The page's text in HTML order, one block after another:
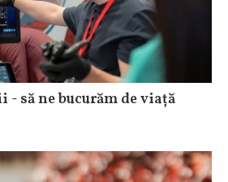
să ne bucurăm de viață